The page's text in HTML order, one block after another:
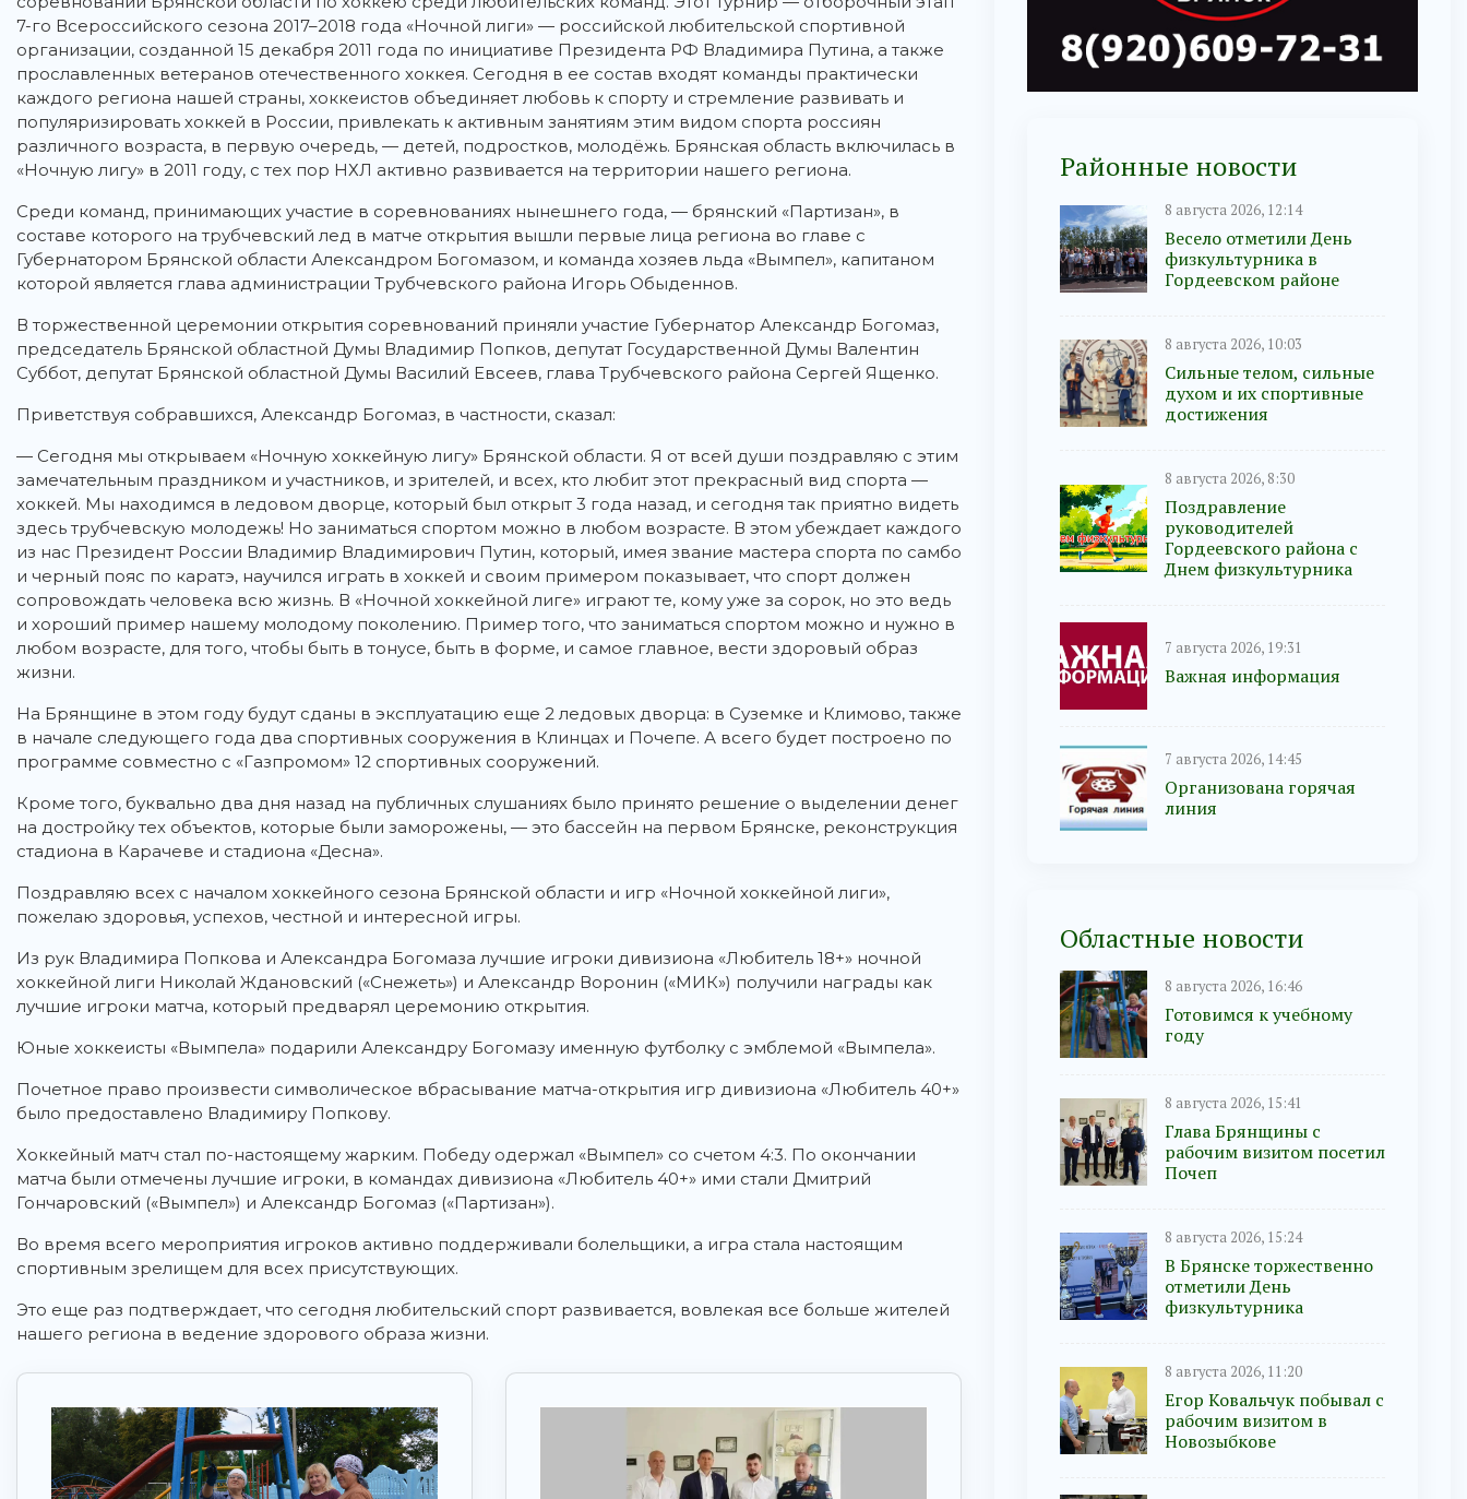
7-го Всероссийского сезона 2017–2018 года «Ночной лиги» — российской любительской спортивной
организации, созданной 15 декабря 2011 года по инициативе Президента РФ Владимира Путина, а также
прославленных ветеранов отечественного хоккея. Сегодня в ее состав входят команды практически
каждого региона нашей страны, хоккеистов объединяет любовь к спорту и стремление развивать и
популяризировать хоккей в России, привлекать к активным занятиям этим видом спорта россиян
различного возраста, в первую очередь, — детей, подростков, молодёжь. Брянская область включилась в
«Ночную лигу» в 2011 году, с тех пор НХЛ активно развивается на территории нашего региона.
Среди команд, принимающих участие в соревнованиях нынешнего года, — брянский «Партизан», в
составе которого на трубчевский лед в матче открытия вышли первые лица региона во главе с
Губернатором Брянской области Александром Богомазом, и команда хозяев льда «Вымпел», капитаном
которой является глава администрации Трубчевского района Игорь Обыденнов.
В торжественной церемонии открытия соревнований приняли участие Губернатор Александр Богомаз,
председатель Брянской областной Думы Владимир Попков, депутат Государственной Думы Валентин
Суббот, депутат Брянской областной Думы Василий Евсеев, глава Трубчевского района Сергей Ященко.
Приветствуя собравшихся, Александр Богомаз, в частности, сказал:
— Сегодня мы открываем «Ночную хоккейную лигу» Брянской области. Я от всей души поздравляю с этим
замечательным праздником и участников, и зрителей, и всех, кто любит этот прекрасный вид спорта —
хоккей. Мы находимся в ледовом дворце, который был открыт 3 года назад, и сегодня так приятно видеть
здесь трубчевскую молодежь! Но заниматься спортом можно в любом возрасте. В этом убеждает каждого
из нас Президент России Владимир Владимирович Путин, который, имея звание мастера спорта по самбо
и черный пояс по каратэ, научился играть в хоккей и своим примером показывает, что спорт должен
сопровождать человека всю жизнь. В «Ночной хоккейной лиге» играют те, кому уже за сорок, но это ведь
и хороший пример нашему молодому поколению. Пример того, что заниматься спортом можно и нужно в
любом возрасте, для того, чтобы быть в тонусе, быть в форме, и самое главное, вести здоровый образ
жизни.
На Брянщине в этом году будут сданы в эксплуатацию еще 2 ледовых дворца: в Суземке и Климово, также
в начале следующего года два спортивных сооружения в Клинцах и Почепе. А всего будет построено по
программе совместно с «Газпромом» 12 спортивных сооружений.
Кроме того, буквально два дня назад на публичных слушаниях было принято решение о выделении денег
на достройку тех объектов, которые были заморожены, — это бассейн на первом Брянске, реконструкция
стадиона в Карачеве и стадиона «Десна».
Поздравляю всех с началом хоккейного сезона Брянской области и игр «Ночной хоккейной лиги»,
пожелаю здоровья, успехов, честной и интересной игры.
Из рук Владимира Попкова и Александра Богомаза лучшие игроки дивизиона «Любитель 18+» ночной
хоккейной лиги Николай Ждановский («Снежеть») и Александр Воронин («МИК») получили награды как
лучшие игроки матча, который предварял церемонию открытия.
Юные хоккеисты «Вымпела» подарили Александру Богомазу именную футболку с эмблемой «Вымпела».
Почетное право произвести символическое вбрасывание матча-открытия игр дивизиона «Любитель 40+»
было предоставлено Владимиру Попкову.
Хоккейный матч стал по-настоящему жарким. Победу одержал «Вымпел» со счетом 4:3. По окончании
матча были отмечены лучшие игроки, в командах дивизиона «Любитель 40+» ими стали Дмитрий
Гончаровский («Вымпел») и Александр Богомаз («Партизан»).
Во время всего мероприятия игроков активно поддерживали болельщики, а игра стала настоящим
спортивным зрелищем для всех присутствующих.
Это еще раз подтверждает, что сегодня любительский спорт развивается, вовлекая все больше жителей
нашего региона в ведение здорового образа жизни.
Районные новости
8 августа 2026, 12:14
Весело отметили День
физкультурника в
Гордеевском районе
8 августа 2026, 10:03
Сильные телом, сильные
духом и их спортивные
достижения
8 августа 2026, 8:30
Поздравление
руководителей
Гордеевского района с
Днем физкультурника
7 августа 2026, 19:31
Важная информация
7 августа 2026, 14:45
Организована горячая
линия
Областные новости
8 августа 2026, 16:46
Готовимся к учебному
году
8 августа 2026, 15:41
Глава Брянщины с
рабочим визитом посетил
Почеп
8 августа 2026, 15:24
В Брянске торжественно
отметили День
физкультурника
8 августа 2026, 11:20
Егор Ковальчук побывал с
рабочим визитом в
Новозыбкове